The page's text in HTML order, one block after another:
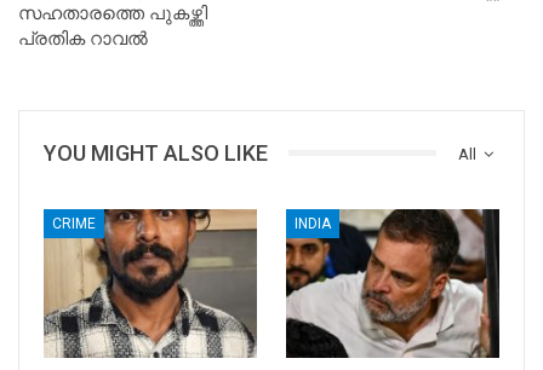
സഹതാരത്തെ പുകഴ്ത്തി
പ്രതിക റാവല്‍
All
YOU MIGHT ALSO LIKE
CRIME INDIA